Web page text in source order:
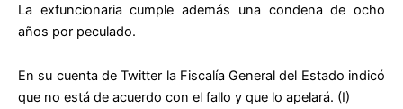
La exfuncionaria cumple además una condena de ocho
años por peculado.
En su cuenta de Twitter la Fiscalía General del Estado indicó
que no está de acuerdo con el fallo y que lo apelará. (I)